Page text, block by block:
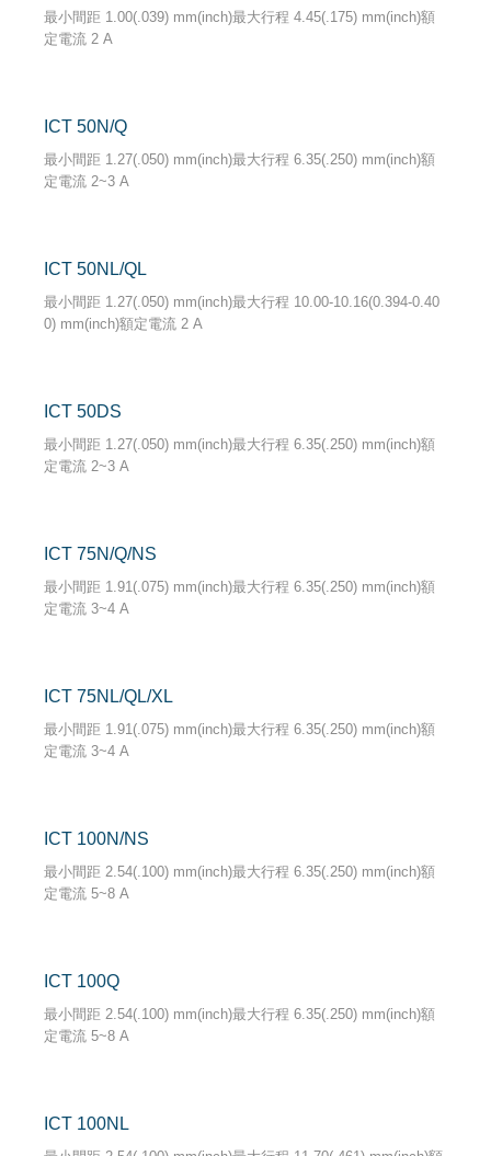
最小間距 1.00(.039) mm(inch)最大行程 4.45(.175) mm(inch)額
定電流 2 A
ICT 50N/Q
最小間距 1.27(.050) mm(inch)最大行程 6.35(.250) mm(inch)額
定電流 2~3 A
ICT 50NL/QL
最小間距 1.27(.050) mm(inch)最大行程 10.00-10.16(0.394-0.40
0) mm(inch)額定電流 2 A
ICT 50DS
最小間距 1.27(.050) mm(inch)最大行程 6.35(.250) mm(inch)額
定電流 2~3 A
ICT 75N/Q/NS
最小間距 1.91(.075) mm(inch)最大行程 6.35(.250) mm(inch)額
定電流 3~4 A
ICT 75NL/QL/XL
最小間距 1.91(.075) mm(inch)最大行程 6.35(.250) mm(inch)額
定電流 3~4 A
ICT 100N/NS
最小間距 2.54(.100) mm(inch)最大行程 6.35(.250) mm(inch)額
定電流 5~8 A
ICT 100Q
最小間距 2.54(.100) mm(inch)最大行程 6.35(.250) mm(inch)額
定電流 5~8 A
ICT 100NL